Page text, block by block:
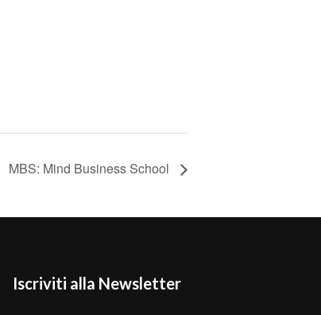
MBS: Mind Business School
Iscriviti alla Newsletter